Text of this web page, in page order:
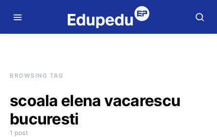
BROWSING TAG
scoala elena vacarescu
bucuresti
1 post